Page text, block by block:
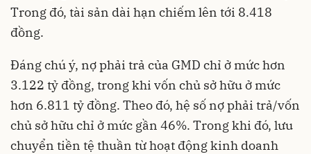
Trong đó, tài sản dài hạn chiếm lên tới 8.418
đồng.
Đáng chú ý, nợ phải trả của GMD chỉ ở mức hơn
3.122 tỷ đồng, trong khi vốn chủ sở hữu ở mức
hơn 6.811 tỷ đồng. Theo đó, hệ số nợ phải trả/vốn
chủ sở hữu chỉ ở mức gần 46%. Trong khi đó, lưu
chuyển tiền tệ thuần từ hoạt động kinh doanh